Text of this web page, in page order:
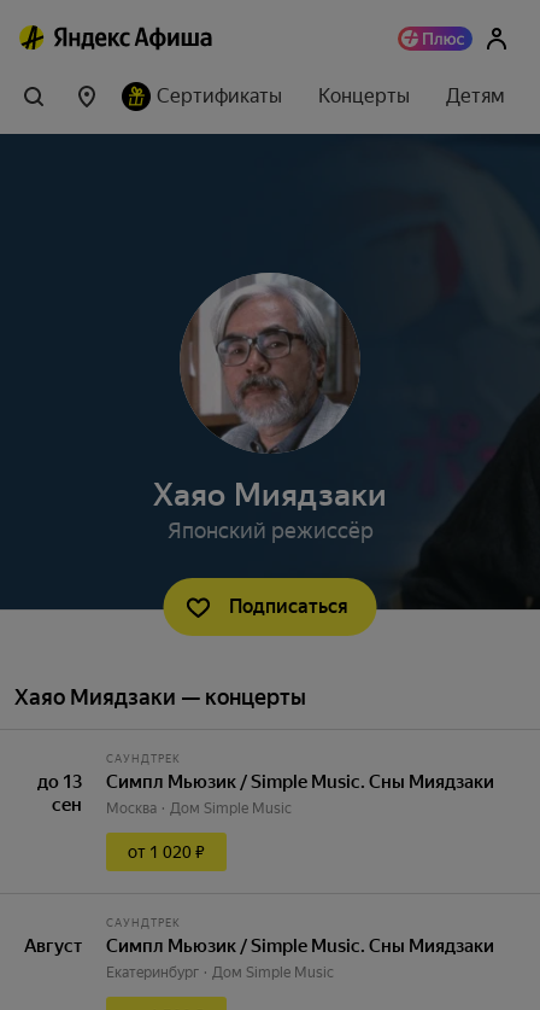
Сертификаты Концерты Детям
Хаяо Миядзаки
Японский режиссёр
Подписаться
Хаяо Миядзаки — концерты
до 13
сен
САУНДТРЕК
Симпл Мьюзик / Simple Music. Сны Миядзаки
Москва Дом Simple Music
от 1 020 ₽
Август
САУНДТРЕК
Симпл Мьюзик / Simple Music. Сны Миядзаки
Екатеринбург Дом Simple Music